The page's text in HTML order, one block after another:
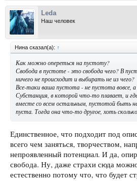
Leda
Наш человек
Нина сказал(а): ↑
Как можно опереться на пустоту?
Свобода в пустоте - это свобода чего? В
ничего не происходит и выбирать не из чего?
Все-таки ваша пустота - не пустота вовсе,
Субстанция, в которой что-то плавает, и
вместе со всем остальным, пустотой быть
пуста. Тогда она что-то другое, хоть
Единственное, что подходит под
всего чем заняться, творчеством,
непроявленный потенциал. И да,
свобода. Ну, даже страхи сюда
естественно потому что, что будет